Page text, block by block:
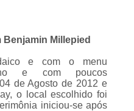
e com poucos
de Agosto de 2012 e
o local escolhido foi
iniciou-se após
os ritos judaicos.